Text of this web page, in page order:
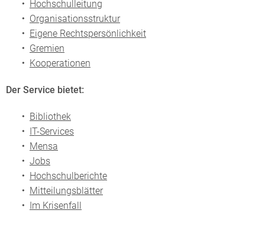
Hochschulleitung
Organisationsstruktur
Eigene Rechtspersönlichkeit
Gremien
Kooperationen
Der Service bietet:
Bibliothek
IT-Services
Mensa
Jobs
Hochschulberichte
Mitteilungsblätter
Im Krisenfall